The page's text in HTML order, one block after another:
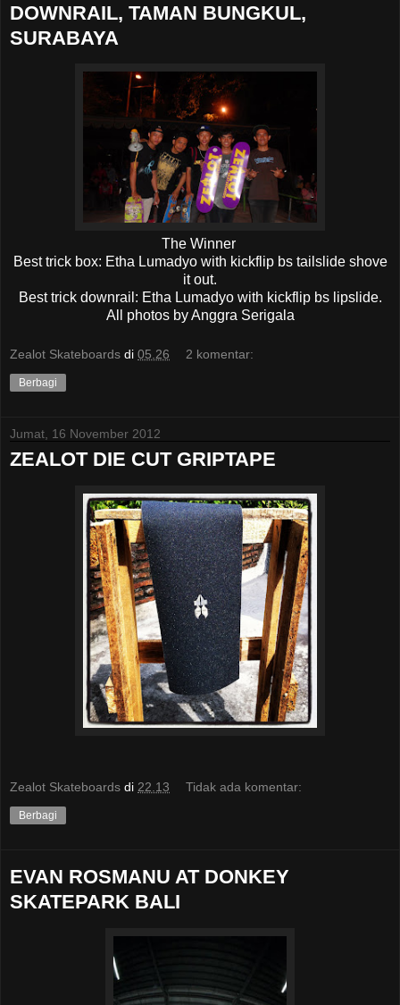
DOWNRAIL, TAMAN BUNGKUL,
SURABAYA
The Winner
Best trick box: Etha Lumadyo with kickflip bs tailslide shove
it out.
Best trick downrail: Etha Lumadyo with kickflip bs lipslide.
All photos by Anggra Serigala
Zealot Skateboards di 05.26 2 komentar:
Berbagi
Jumat, 16 November 2012
ZEALOT DIE CUT GRIPTAPE
Zealot Skateboards di 22.13 Tidak ada komentar:
Berbagi
EVAN ROSMANU AT DONKEY
SKATEPARK BALI